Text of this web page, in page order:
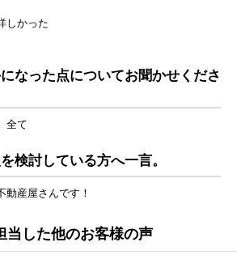
しかった
なった点についてお聞かせくださ
全て
検討している方へ一言。
動産屋さんです！
当した他のお客様の声